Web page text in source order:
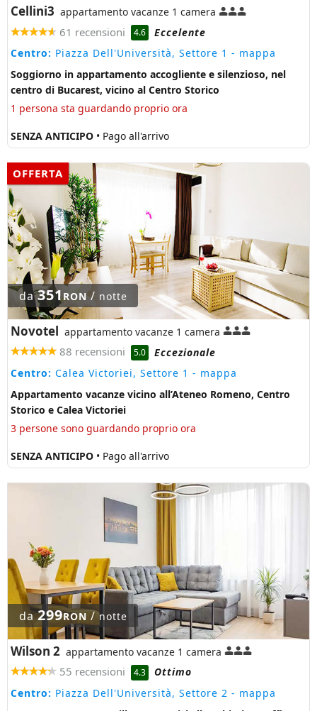
Cellini3 appartamento vacanze 1 camera
61 recensioni 4.6
Eccelente
Centro: Piazza Dell'Università, Settore 1 - mappa
Soggiorno in appartamento accogliente e silenzioso, nel
centro di Bucarest, vicino al Centro Storico
1 persona sta guardando proprio ora
SENZA ANTICIPO • Pago all'arrivo
OFFERTA
da351RON/ notte
Novotel appartamento vacanze 1 camera
88 recensioni 5.0
Eccezionale
Centro: Calea Victoriei, Settore 1 - mappa
Appartamento vacanze vicino all’Ateneo Romeno, Centro
Storico e Calea Victoriei
3 persone sono guardando proprio ora
SENZA ANTICIPO • Pago all'arrivo
da299RON /notte
Wilson 2 appartamento vacanze 1 camera
55 recensioni 4.3
Ottimo
Centro: Piazza Dell'Università, Settore 2 - mappa